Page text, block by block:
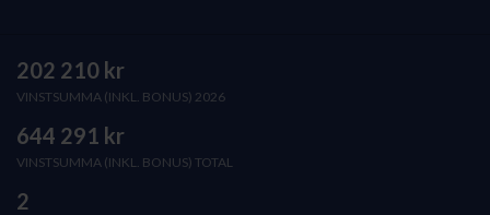
202 210 kr
VINSTSUMMA (INKL. BONUS) 2026
644 291 kr
VINSTSUMMA (INKL. BONUS) TOTAL
2